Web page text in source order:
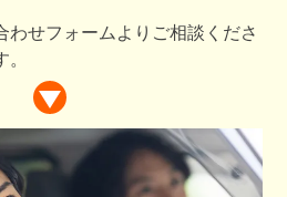
わせフォームよりご相談くださ